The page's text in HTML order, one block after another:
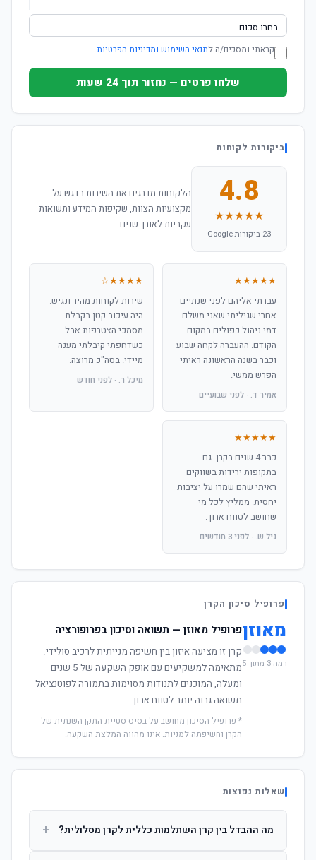
קראתי ומסכים/ה לתנאי השימוש ומדיניות הפרטיות
שלחו פרטים — נחזור תוך 24 שעות
ביקורות לקוחות
4.8
★★★★★
23 ביקורות Google
הלקוחות מדרגים את השירות בדגש על
מקצועיות הצוות, שקיפות המידע ותשואות
עקביות לאורך שנים.
★★★★★
עברתי אליהם לפני שנתיים
אחרי שגיליתי שאני משלם
דמי ניהול כפולים במקום
הקודם. ההעברה לקחה שבוע
וכבר בשנה הראשונה ראיתי
הפרש ממשי.
אמיר ד. · לפני שבועיים
★★★★☆
שירות לקוחות מהיר ונגיש.
היה עיכוב קטן בקבלת
מסמכי הצטרפות אבל
כשדחפתי קיבלתי מענה
מיידי. בסה"כ מרוצה.
מיכל ר. · לפני חודש
★★★★★
כבר 4 שנים בקרן. גם
בתקופות ירידות בשווקים
ראיתי שהם שמרו על יציבות
יחסית. ממליץ לכל מי
שחושב לטווח ארוך.
גיל ש. · לפני 3 חודשים
פרופיל סיכון הקרן
מאוזן
רמה 3 מתוך 5
פרופיל מאוזן — תשואה וסיכון בפרופורציה
קרן זו מציעה איזון בין חשיפה מנייתית לרכיב סולידי.
מתאימה למשקיעים עם אופק השקעה של 5 שנים
ומעלה, המוכנים לתנודות מסוימות בתמורה לפוטנציאל
תשואה גבוה יותר לטווח ארוך.
* פרופיל הסיכון מחושב על בסיס סטיית התקן השנתית של
הקרן וחשיפתה למניות. אינו מהווה המלצת השקעה.
שאלות נפוצות
מה ההבדל בין קרן השתלמות כללית לקרן מסלולית? +